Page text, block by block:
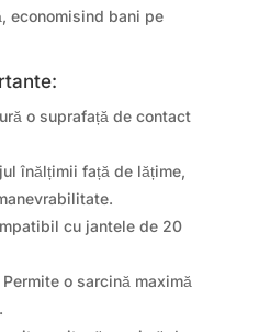
economisind bani pe
o suprafață de contact
înălțimii față de lățime,
cu jantele de 20
Permite o sarcină maximă